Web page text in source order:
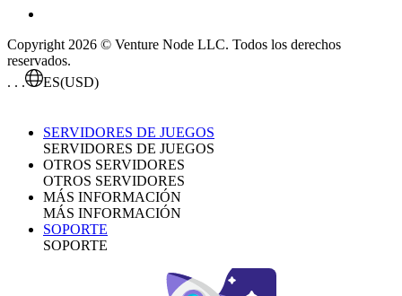
Copyright 2026 © Venture Node LLC. Todos los derechos
reservados.
. . .
ES(USD)
SERVIDORES DE JUEGOS
SERVIDORES DE JUEGOS
OTROS SERVIDORES
OTROS SERVIDORES
MÁS INFORMACIÓN
MÁS INFORMACIÓN
SOPORTE
SOPORTE